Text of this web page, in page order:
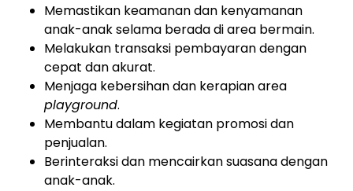
Memastikan keamanan dan kenyamanan
anak-anak selama berada di area bermain.
Melakukan transaksi pembayaran dengan
cepat dan akurat.
Menjaga kebersihan dan kerapian area
playground.
Membantu dalam kegiatan promosi dan
penjualan.
Berinteraksi dan mencairkan suasana dengan
anak-anak.